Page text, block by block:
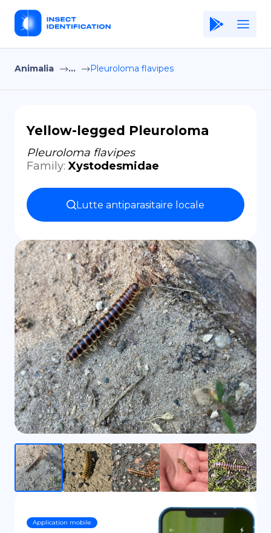
Home
Terms of Use
Privacy Policy
EN
ES
DE
Animalia ... Pleuroloma flavipes
Yellow-legged Pleuroloma
Pleuroloma flavipes
Family:Xystodesmidae
Lutte antiparasitaire locale
Application mobile